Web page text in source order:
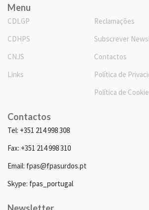
Menu
CDLGP
CDHPS
CNJS
Links
Reclamações
Subscrever
Contactos
Política de
Política de
Contactos
Tel: +351 214 998 308
Fax: +351 214 998 310
Email: fpas@fpasurdos.pt
Skype: fpas_portugal